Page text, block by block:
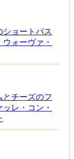
ショートパス
ォーヴァ・
とチーズのフ
レ・コン・